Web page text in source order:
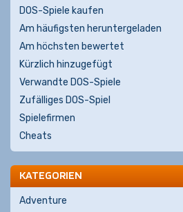
DOS-Spiele kaufen
Am häufigsten heruntergeladen
Am höchsten bewertet
Kürzlich hinzugefügt
Verwandte DOS-Spiele
Zufälliges DOS-Spiel
Spielefirmen
Cheats
KATEGORIEN
Adventure